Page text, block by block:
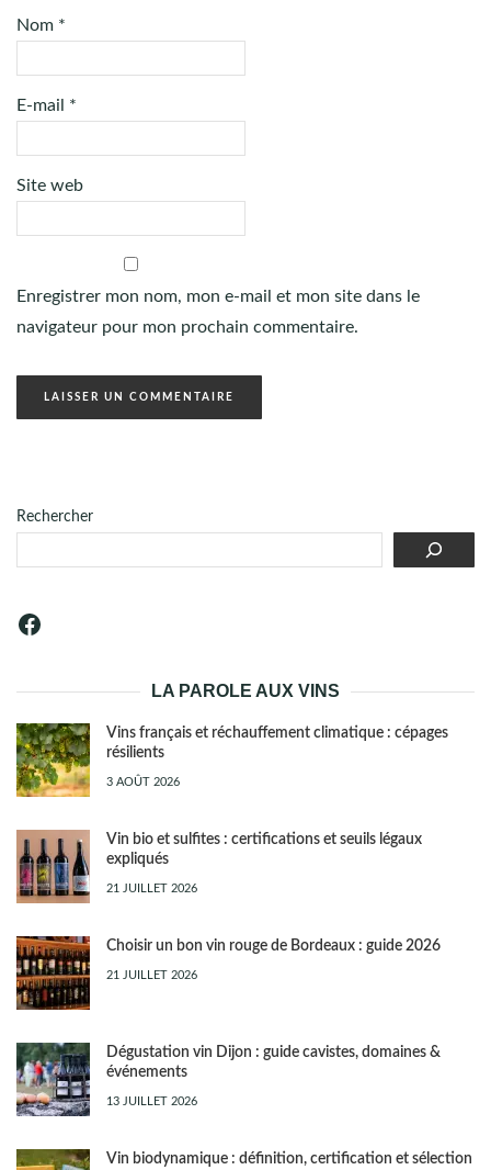
Nom *
E-mail *
Site web
Enregistrer mon nom, mon e-mail et mon site dans le
navigateur pour mon prochain commentaire.
Rechercher
Facebook
LA PAROLE AUX VINS
Vins français et réchauffement climatique : cépages
résilients
3 AOÛT 2026
Vin bio et sulfites : certifications et seuils légaux
expliqués
21 JUILLET 2026
Choisir un bon vin rouge de Bordeaux : guide 2026
21 JUILLET 2026
Dégustation vin Dijon : guide cavistes, domaines &
événements
13 JUILLET 2026
Vin biodynamique : définition, certification et sélection